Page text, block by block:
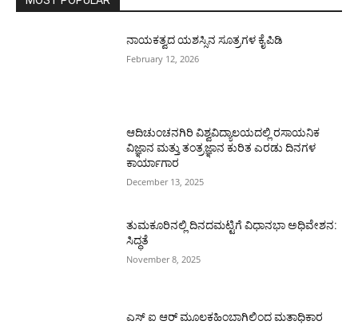
ನಾಯಕತ್ವದ ಯಶಸ್ಸಿನ ಸೂತ್ರಗಳ ಕೈಪಿಡಿ
February 12, 2026
ಆದಿಚುಂಚನಗಿರಿ ವಿಶ್ವವಿದ್ಯಾಲಯದಲ್ಲಿ ರಸಾಯನಿಕ
ವಿಜ್ಞಾನ ಮತ್ತು ತಂತ್ರಜ್ಞಾನ ಕುರಿತ ಎರಡು ದಿನಗಳ
ಕಾರ್ಯಾಗಾರ
December 13, 2025
ತುಮಕೂರಿನಲ್ಲಿ ದಿನದಮಟ್ಟಿಗೆ ವಿಧಾನಭಾ ಅಧಿವೇಶನ:
ಸಿದ್ಧತೆ
November 8, 2025
ಎಸ್ ಐ ಆರ್ ಮೂಲಕಹಿಂಬಾಗಿಲಿಂದ ಮತಾಧಿಕಾರ